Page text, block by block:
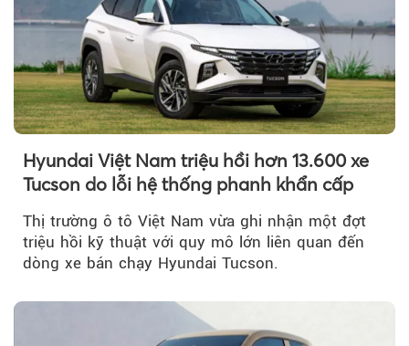
Hyundai Việt Nam triệu hồi hơn 13.600 xe
Tucson do lỗi hệ thống phanh khẩn cấp
Thị trường ô tô Việt Nam vừa ghi nhận một đợt
triệu hồi kỹ thuật với quy mô lớn liên quan đến
dòng xe bán chạy Hyundai Tucson.